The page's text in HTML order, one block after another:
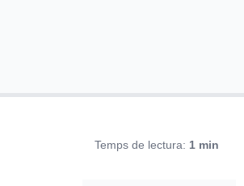
Temps de lectura: 1 min